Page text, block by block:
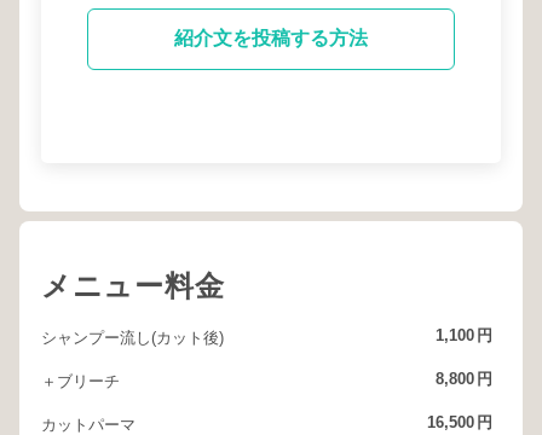
紹介文を投稿する方法
メニュー料金
シャンプー流し(カット後) 1,100 円
＋ブリーチ 8,800 円
カットパーマ 16,500 円